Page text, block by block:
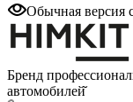
Обычная версия
Бренд
автомобилей̆